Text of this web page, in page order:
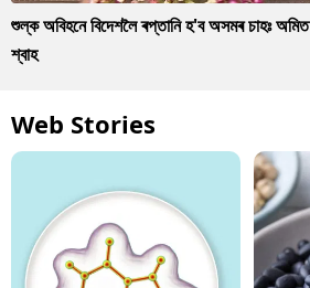
শুল্ক অবিহনে বিদেশলৈ ৰপ্তানি হ'ব অসমৰ চাহঃ অমিত
শ্বাহ
Web Stories